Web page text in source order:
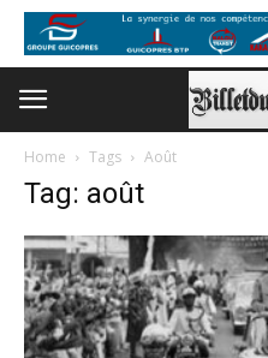
Home Tags Août
Tag: août